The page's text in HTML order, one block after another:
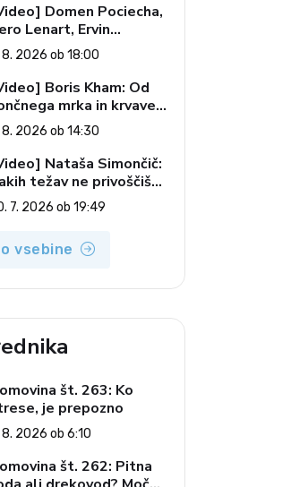
Domen Pociecha,
Lenart, Ervin
Šport
(Vroča tema, 6.
2026)
8. 2026 ob 18:00
Boris Kham: Od
mrka in krvave
do slovenskih
v vesolju (Vroča
2. 8. 2026)
8. 2026 ob 14:30
Nataša Simončič:
težav ne privoščiš
(Vroča tema, 30.
2026)
7. 2026 ob 19:49
vsebine
št. 263: Ko
je prepozno
8. 2026 ob 6:10
št. 262: Pitna